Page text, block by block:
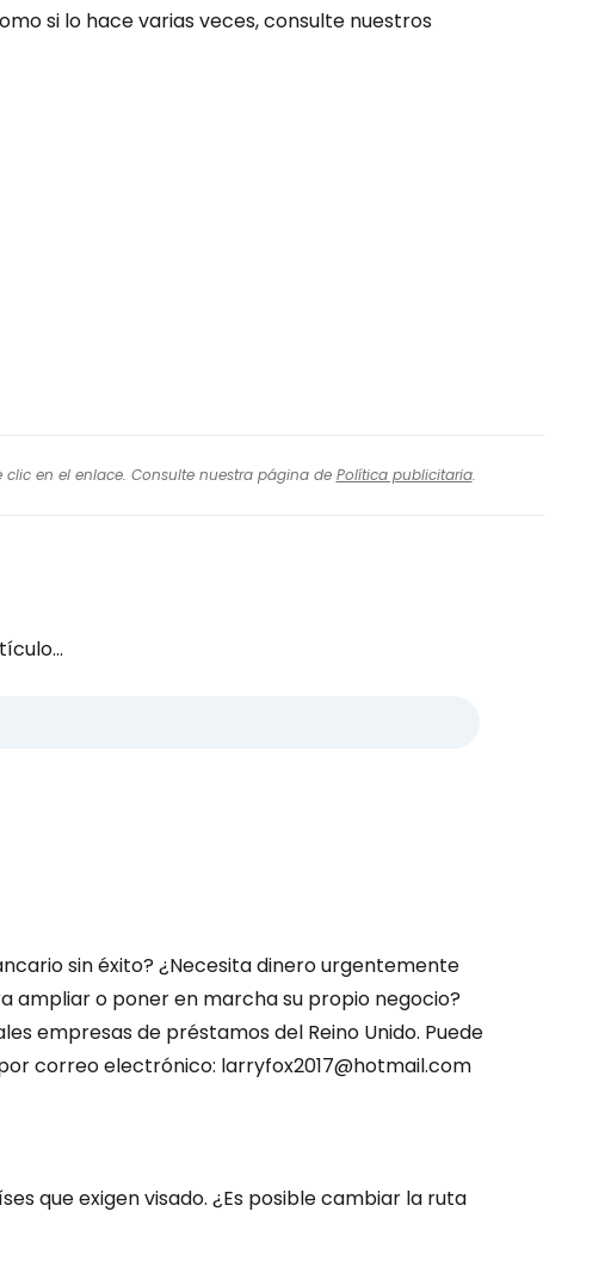
si lo hace varias veces, consulte nuestros
en el enlace. Consulte nuestra página de Política publicitaria.
sin éxito? ¿Necesita dinero urgentemente
ampliar o poner en marcha su propio negocio?
empresas de préstamos del Reino Unido. Puede
correo electrónico: larryfox2017@hotmail.com
que exigen visado. ¿Es posible cambiar la ruta